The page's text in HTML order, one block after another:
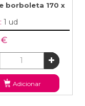
borboleta 170 x
1 ud
€
Adicionar